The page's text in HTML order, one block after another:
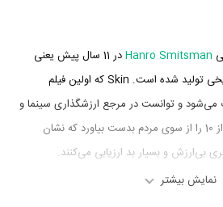
Hanro Smitsman
در 11 سال پیش یعنی
و توانست در مرجع ارزشگذاری سینما و
نمره 0 از 10 را از سوی مردم بدست بیاورد که نشان
نمایش بیشتر